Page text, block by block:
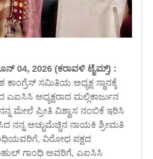
04, 2026 (ಕರಾವಳಿ ಟೈಮ್ಸ್) :
ಕಾಂಗ್ರೆಸ್ ಸಮಿತಿಯ ಅಧ್ಯಕ್ಷ ಸ್ಥಾನಕ್ಕೆ
ಎಐಸಿಸಿ ಅಧ್ಯಕ್ಷರಾದ ಮಲ್ಲಿಕಾರ್ಜುನ
ಮೇಲೆ ಪ್ರೀತಿ ವಿಶ್ವಾಸ ನಂಬಿಕೆ ಇರಿಸಿ
ನನ್ನ ಅಚ್ಚುಮೆಚ್ಚಿನ ನಾಯಕಿ ಶ್ರೀಮತಿ
ವಿರೋಧ ಪಕ್ಷದ
ಗಾಂಧಿ ಅವರಿಗೆ, ಎಐಸಿಸಿ